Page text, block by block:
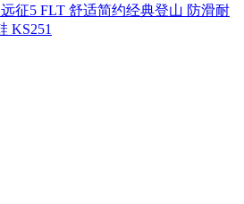
征5 FLT 舒适简约经典登山 防滑耐
KS251